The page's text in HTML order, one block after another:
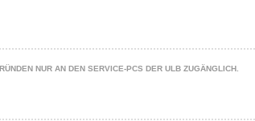
NUR AN DEN SERVICE-PCS DER ULB ZUGÄNGLICH.